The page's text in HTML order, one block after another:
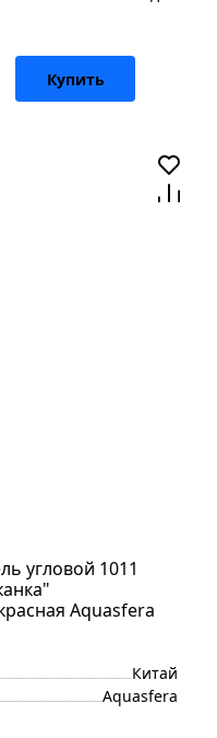
Купить
угловой 1011
Aquasfera
Китай
Aquasfera